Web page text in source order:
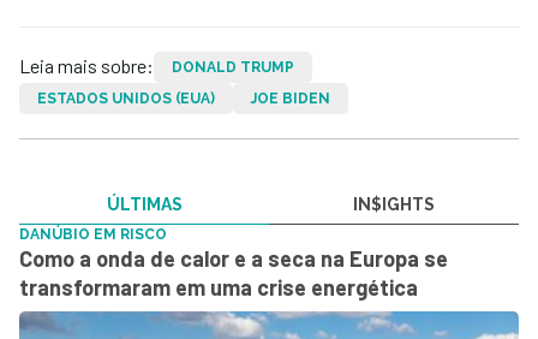
Leia mais sobre:
DONALD TRUMP
ESTADOS UNIDOS (EUA)
JOE BIDEN
ÚLTIMAS IN$IGHTS
DANÚBIO EM RISCO
Como a onda de calor e a seca na Europa se
transformaram em uma crise energética